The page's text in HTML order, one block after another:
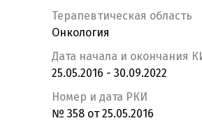
Терапевтическая область
Онкология
Дата начала и окончания
25.05.2016 - 30.09.2022
Номер и дата РКИ
№ 358 от 25.05.2016